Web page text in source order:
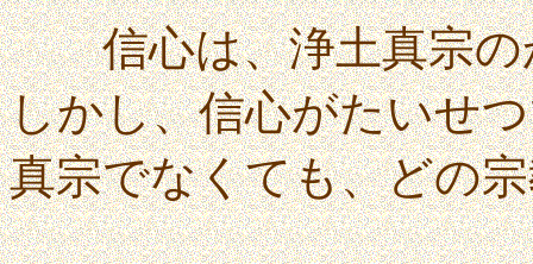
信心は、浄土真宗の
しかし、信心がたいせ
真宗でなくても、どの